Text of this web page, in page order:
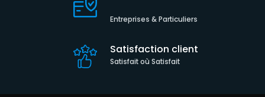
Entreprises & Particuliers
Satisfaction client
Satisfait où Satisfait